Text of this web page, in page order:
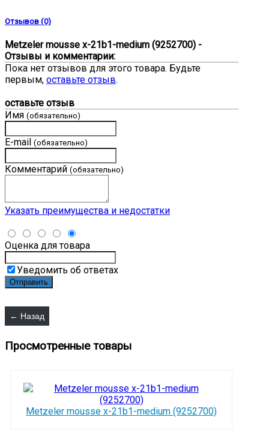
Отзывов (0)
Metzeler mousse x-21b1-medium (9252700) -
Отзывы и комментарии:
Пока нет отзывов для этого товара. Будьте
первым, оставьте отзыв.
оставьте отзыв
Имя (обязательно)
E-mail (обязательно)
Комментарий (обязательно)
Указать преимущества и недостатки
Оценка для товара
Уведомить об ответах
Просмотренные товары
Metzeler mousse x-21b1-medium (9252700)